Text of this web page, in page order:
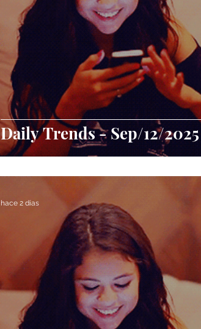
Daily Trends - Sep/12/2025
hace 2 días